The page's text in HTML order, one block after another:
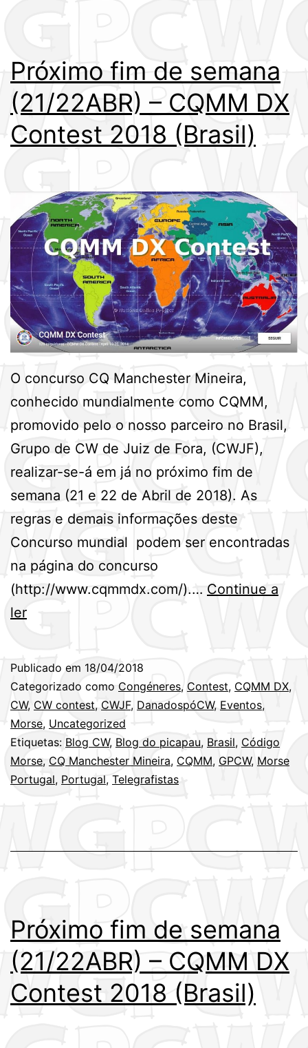
Próximo fim de semana
(21/22ABR) – CQMM DX
Contest 2018 (Brasil)
O concurso CQ Manchester Mineira,
conhecido mundialmente como CQMM,
promovido pelo o nosso parceiro no Brasil,
Grupo de CW de Juiz de Fora, (CWJF),
realizar-se-á em já no próximo fim de
semana (21 e 22 de Abril de 2018). As
regras e demais informações deste
Concurso mundial podem ser encontradas
na página do concurso
(http://www.cqmmdx.com/).… Continue a
lerPróximo
semana
(21/22ABR)
–
CQMM
DX
Publicado em 18/04/2018
Categorizado como Congéneres, Contest, CQMM DX,
CW, CW contest, CWJF, DanadospóCW, Eventos,
Morse, Uncategorized
Etiquetas: Blog CW, Blog do picapau, Brasil, Código
Morse, CQ Manchester Mineira, CQMM, GPCW, Morse
Portugal, Portugal, Telegrafistas
Próximo fim de semana
(21/22ABR) – CQMM DX
Contest 2018 (Brasil)